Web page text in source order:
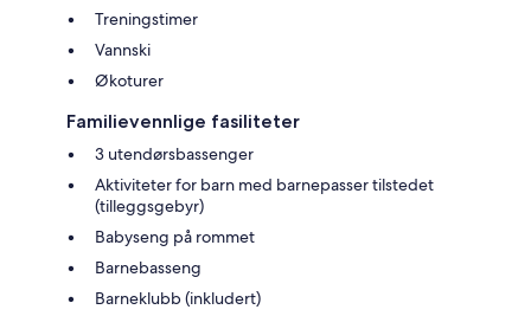
Treningstimer
Vannski
Økoturer
Familievennlige fasiliteter
3 utendørsbassenger
Aktiviteter for barn med barnepasser tilstedet
(tilleggsgebyr)
Babyseng på rommet
Barnebasseng
Barneklubb (inkludert)